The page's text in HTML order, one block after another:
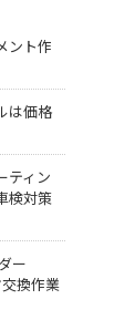
ト作
は価格
ティン
検対策
ー
交換作業